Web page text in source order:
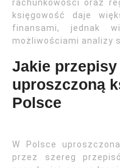
rachunkowości oraz
księgowość daje
finansami, jednak
możliwościami analizy
Jakie
uproszczoną
Polsce
W Polsce
przez szereg